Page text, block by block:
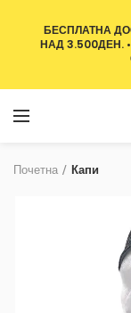
Почетна Капи
БЕСПЛАТНА
НАД 3.500ДЕН.